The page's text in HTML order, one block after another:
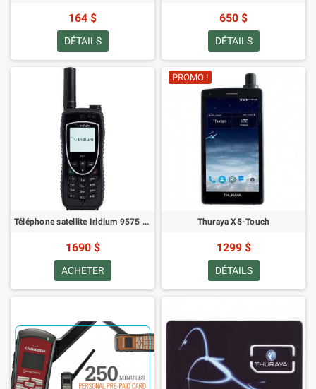
164 $
DÉTAILS
650 $
DÉTAILS
Téléphone satellite Iridium 9575 PTT
1690 $
ACHETER
PROMO !
Thuraya X5-Touch
1299 $
DÉTAILS